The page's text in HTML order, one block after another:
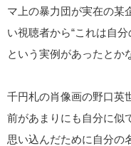
マ上の暴力団が実在の某
い視聴者から“これは自
という実例があったとか
千円札の肖像画の野口英
前があまりにも自分に似
思い込んだために自分の